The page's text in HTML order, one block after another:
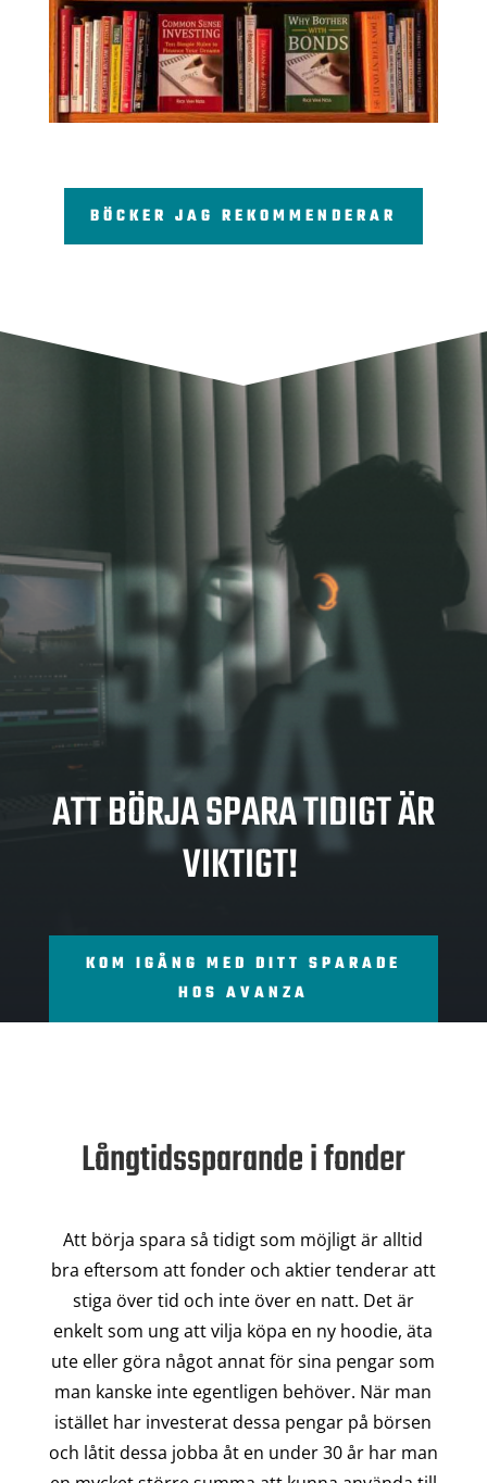
BÖCKER JAG REKOMMENDERAR
SPA
RA
ATT BÖRJA SPARA TIDIGT ÄR
VIKTIGT!
KOM IGÅNG MED DITT SPARADE
HOS AVANZA
Långtidssparande i fonder
Att börja spara så tidigt som möjligt är alltid
bra eftersom att fonder och aktier tenderar att
stiga över tid och inte över en natt. Det är
enkelt som ung att vilja köpa en ny hoodie, äta
ute eller göra något annat för sina pengar som
man kanske inte egentligen behöver. När man
istället har investerat dessa pengar på börsen
och låtit dessa jobba åt en under 30 år har man